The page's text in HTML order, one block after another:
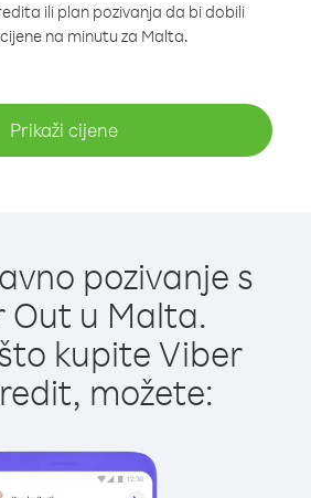
ili plan pozivanja da bi dobili
na minutu za Malta.
Prikaži cijene
pozivanje s
Out u Malta.
kupite Viber
možete: